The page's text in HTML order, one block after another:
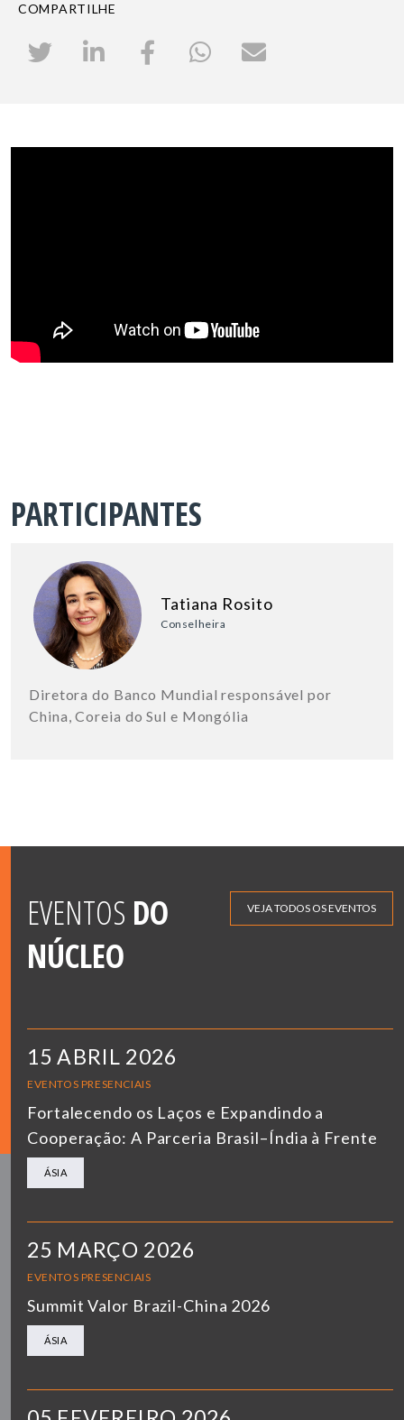
COMPARTILHE
PARTICIPANTES
Tatiana Rosito
Conselheira
Diretora do Banco Mundial responsável por
China, Coreia do Sul e Mongólia
EVENTOS DO
NÚCLEO
VEJA TODOS OS EVENTOS
15 ABRIL 2026
EVENTOS PRESENCIAIS
Fortalecendo os Laços e Expandindo a
Cooperação: A Parceria Brasil–Índia à Frente
ÁSIA
25 MARÇO 2026
EVENTOS PRESENCIAIS
Summit Valor Brazil-China 2026
ÁSIA